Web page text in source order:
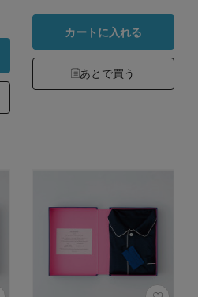
カートに入れる
あとで買う